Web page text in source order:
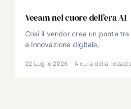
Veeam nel cuore dell’era AI
Così il vendor crea un ponte
e innovazione digitale.
22 Luglio 2026 · A cura della